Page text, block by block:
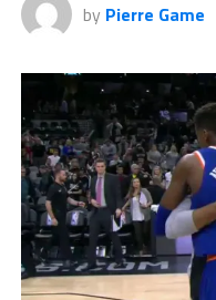
by Pierre Game